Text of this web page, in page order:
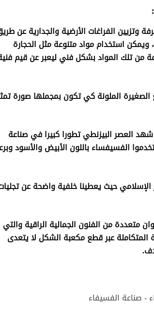
الفراغات الأرضية والجدارية عن
ويمكن استخدام مواد متنوعة مثل الحجارة
من تلك المواد بشكل فني ليعبر عن قيم
الصغيرة الملونة كي تكون بمجملها صورة
العصر البيزنطي تطورا كبيرا في صناعة
الفسيفساء باللون الأبيض والأسود
حيث يعطينا خلفية واضحة عن
متعددة من الفنون الجمالية الراقية والتي
عبر قطع مكعبة الشكل لا يتعدى